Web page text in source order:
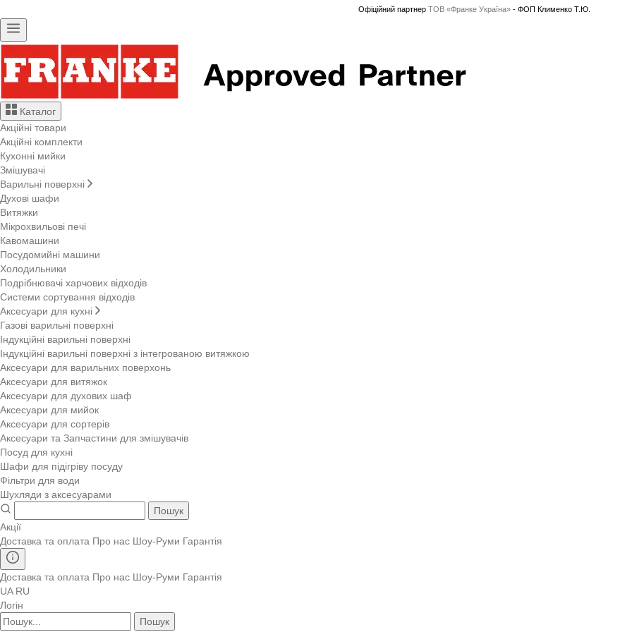
Офіційний партнер ТОВ «Франке Україна»- ФОП Клименко Т.Ю.
Каталог
Акційні товари
Акційні комплекти
Кухонні мийки
Змішувачі
Варильні поверхні
Духові шафи
Витяжки
Мікрохвильові печі
Кавомашини
Посудомийні машини
Холодильники
Подрібнювачі харчових відходів
Системи сортування відходів
Аксесуари для кухні
Газові варильні поверхні
Індукційні варильні поверхні
Індукційні варильні поверхні з інтегрованою витяжкою
Аксесуари для варильних поверхонь
Аксесуари для витяжок
Аксесуари для духових шаф
Аксесуари для мийок
Аксесуари для сортерів
Аксесуари та Запчастини для змішувачів
Посуд для кухні
Шафи для підігріву посуду
Фільтри для води
Шухляди з аксесуарами
Пошук
Акції
Доставка та оплата Про нас Шоу-Руми Гарантія
Доставка та оплата Про нас Шоу-Руми Гарантія
UA RU
Логін
Пошук